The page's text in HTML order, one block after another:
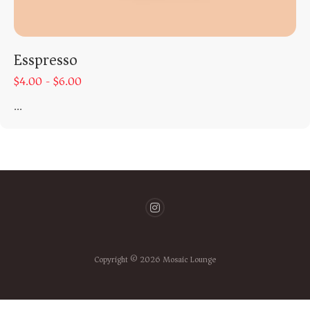
Esspresso
$4.00 -$6.00
...
Copyright © 2026 Mosaic Lounge